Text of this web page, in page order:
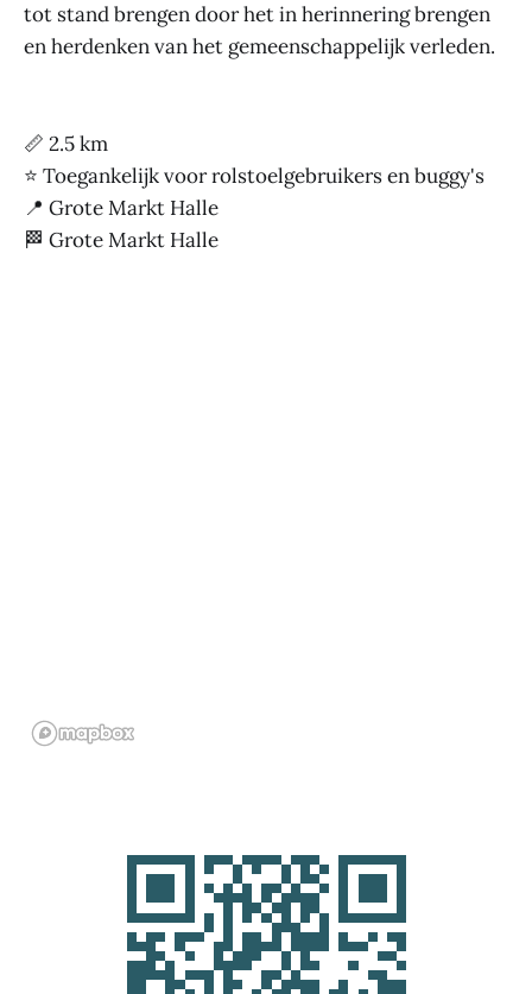
tot stand brengen door het in herinnering brengen
en herdenken van het gemeenschappelijk verleden.
📏 2.5 km
⭐ Toegankelijk voor rolstoelgebruikers en buggy's
📍 Grote Markt Halle
🏁 Grote Markt Halle